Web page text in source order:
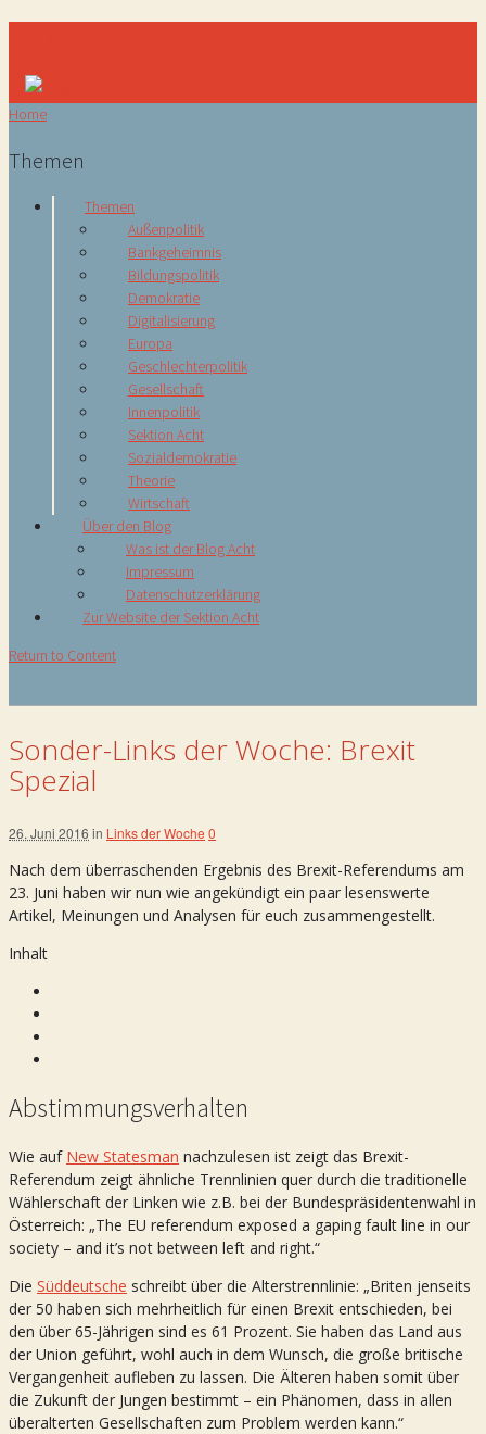
Home
Themen
Themen
Außenpolitik
Bankgeheimnis
Bildungspolitik
Demokratie
Digitalisierung
Europa
Geschlechterpolitik
Gesellschaft
Innenpolitik
Sektion Acht
Sozialdemokratie
Theorie
Wirtschaft
Über den Blog
Was ist der Blog Acht
Impressum
Datenschutzerklärung
Zur Website der Sektion Acht
Return to Content
Sonder-Links der Woche: Brexit
Spezial
26. Juni 2016 in Links der Woche 0
Nach dem überraschenden Ergebnis des Brexit-Referendums am
23. Juni haben wir nun wie angekündigt ein paar lesenswerte
Artikel, Meinungen und Analysen für euch zusammengestellt.
Inhalt
Abstimmungsverhalten
Wie auf New Statesman nachzulesen ist zeigt das Brexit-
Referendum zeigt ähnliche Trennlinien quer durch die traditionelle
Wählerschaft der Linken wie z.B. bei der Bundespräsidentenwahl in
Österreich: „The EU referendum exposed a gaping fault line in our
society – and it’s not between left and right.“
Die Süddeutsche schreibt über die Alterstrennlinie: „Briten jenseits
der 50 haben sich mehrheitlich für einen Brexit entschieden, bei
den über 65-Jährigen sind es 61 Prozent. Sie haben das Land aus
der Union geführt, wohl auch in dem Wunsch, die große britische
Vergangenheit aufleben zu lassen. Die Älteren haben somit über
die Zukunft der Jungen bestimmt – ein Phänomen, dass in allen
überalterten Gesellschaften zum Problem werden kann.“